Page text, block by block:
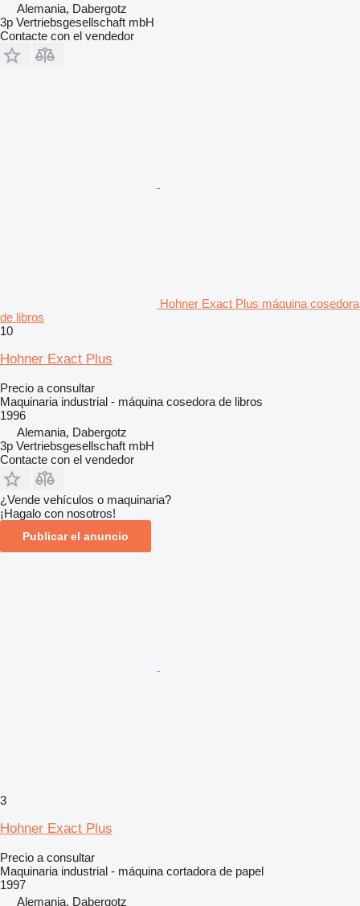
Alemania, Dabergotz
3p Vertriebsgesellschaft mbH
Contacte con el vendedor
Hohner Exact Plus máquina cosedora
de libros
10
Hohner Exact Plus
Precio a consultar
Maquinaria industrial - máquina cosedora de libros
1996
Alemania, Dabergotz
3p Vertriebsgesellschaft mbH
Contacte con el vendedor
¿Vende vehículos o maquinaria?
¡Hagalo con nosotros!
Publicar el anuncio
3
Hohner Exact Plus
Precio a consultar
Maquinaria industrial - máquina cortadora de papel
1997
Alemania, Dabergotz